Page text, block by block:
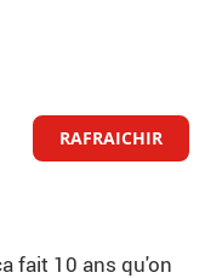
RAFRAICHIR
fait 10 ans qu'on